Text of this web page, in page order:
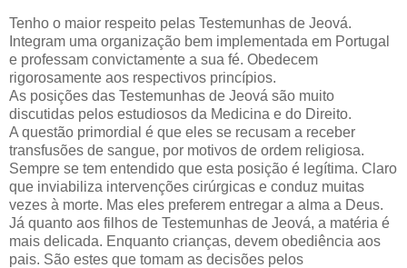
Tenho o maior respeito pelas Testemunhas de Jeová.
Integram uma organização bem implementada em Portugal
e professam convictamente a sua fé. Obedecem
rigorosamente aos respectivos princípios.
As posições das Testemunhas de Jeová são muito
discutidas pelos estudiosos da Medicina e do Direito.
A questão primordial é que eles se recusam a receber
transfusões de sangue, por motivos de ordem religiosa.
Sempre se tem entendido que esta posição é legítima. Claro
que inviabiliza intervenções cirúrgicas e conduz muitas
vezes à morte. Mas eles preferem entregar a alma a Deus.
Já quanto aos filhos de Testemunhas de Jeová, a matéria é
mais delicada. Enquanto crianças, devem obediência aos
pais. São estes que tomam as decisões pelos